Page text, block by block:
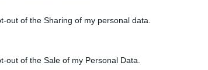
out of the Sharing of my personal data.
out of the Sale of my Personal Data.